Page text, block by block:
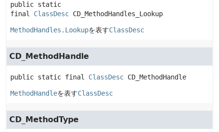
public static
final
ClassDesc CD_MethodHandles_Lookup
MethodHandles.Lookupを表すClassDesc
CD_MethodHandle
public static final ClassDesc CD_MethodHandle
MethodHandleを表すClassDesc
CD_MethodType